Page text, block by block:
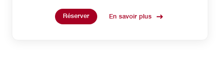
Réserver En savoir plus